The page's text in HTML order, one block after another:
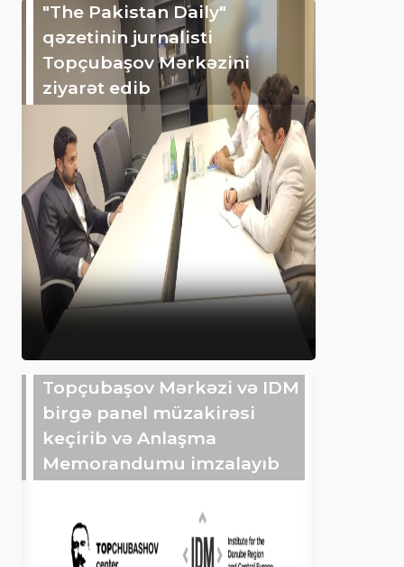
"The Pakistan Daily"
qəzetinin jurnalisti
Topçubaşov Mərkəzini
ziyarət edib
Topçubaşov Mərkəzi və IDM
birgə panel müzakirəsi
keçirib və Anlaşma
Memorandumu imzalayıb